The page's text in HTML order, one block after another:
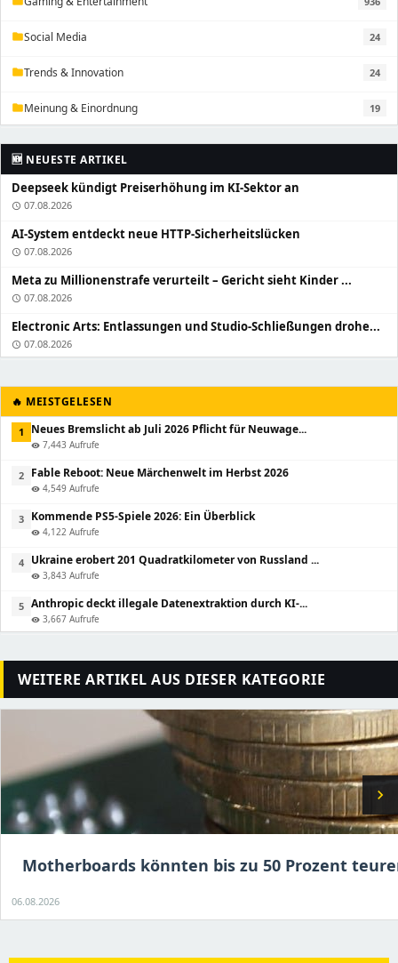
folderSocial Media 24
folderTrends & Innovation 24
folderMeinung & Einordnung 19
🆕 NEUESTE ARTIKEL
Deepseek kündigt Preiserhöhung im KI-Sektor an
schedule 07.08.2026
AI-System entdeckt neue HTTP-Sicherheitslücken
schedule 07.08.2026
Meta zu Millionenstrafe verurteilt – Gericht sieht Kinder ...
schedule 07.08.2026
Electronic Arts: Entlassungen und Studio-Schließungen drohe...
schedule 07.08.2026
🔥 MEISTGELESEN
1 Neues Bremslicht ab Juli 2026 Pflicht für Neuwage...
visibility 7,443 Aufrufe
2 Fable Reboot: Neue Märchenwelt im Herbst 2026
visibility 4,549 Aufrufe
3 Kommende PS5-Spiele 2026: Ein Überblick
visibility 4,122 Aufrufe
4 Ukraine erobert 201 Quadratkilometer von Russland ...
visibility 3,843 Aufrufe
5 Anthropic deckt illegale Datenextraktion durch KI-...
visibility 3,667 Aufrufe
WEITERE ARTIKEL AUS DIESER KATEGORIE
chevron_right
Motherboards könnten bis zu 50 Prozent
06.08.2026